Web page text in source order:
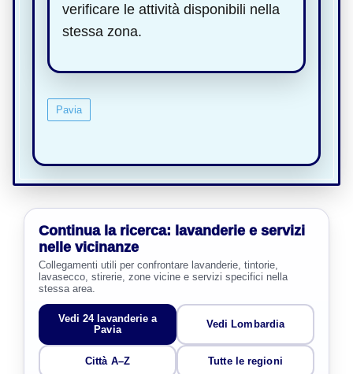
verificare le attività disponibili nella
stessa zona.
Pavia
Continua la ricerca: lavanderie e servizi
nelle vicinanze
Collegamenti utili per confrontare lavanderie, tintorie,
lavasecco, stirerie, zone vicine e servizi specifici nella
stessa area.
Vedi 24 lavanderie a
Pavia
Vedi Lombardia
Città A–Z Tutte le regioni